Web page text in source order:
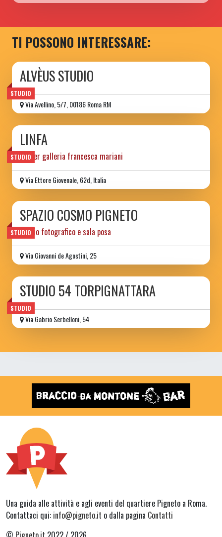
TI POSSONO INTERESSARE:
STUDIO
ALVÈUS STUDIO
Via Avellino, 5/7, 00186 Roma RM
STUDIO
LINFA
atelier galleria francesca mariani
Via Ettore Giovenale, 62d, Italia
STUDIO
SPAZIO COSMO PIGNETO
studio fotografico e sala posa
Via Giovanni de Agostini, 25
STUDIO
STUDIO 54 TORPIGNATTARA
Via Gabrio Serbelloni, 54
Una guida alle attività e agli eventi del quartiere Pigneto a Roma.
Contattaci qui: info@pigneto.it o dalla pagina Contatti